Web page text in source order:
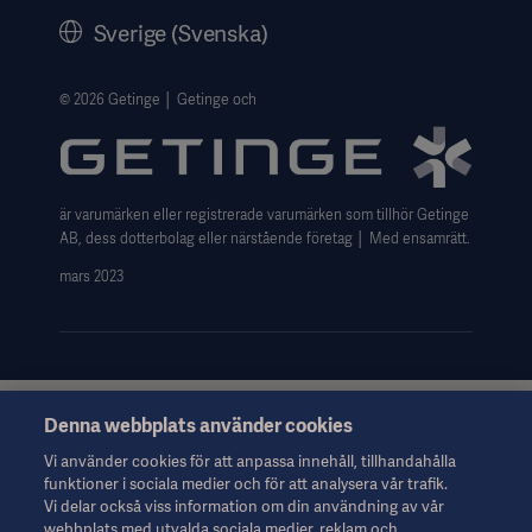
Website use disclaimer
Sverige (Svenska)
© 2026 Getinge │ Getinge och
är varumärken eller registrerade varumärken som tillhör Getinge
AB, dess dotterbolag eller närstående företag │ Med ensamrätt.
mars 2023
Denna information riktar sig uteslutande till hälso- och
sjukvårdspersonal eller andra professionella yrkesgrupper och
ges endast i informationssyfte. Informationen är inte
uttömmande och ska därför inte användas som ersättning för
bruksanvisningen, servicemanualen eller medicinsk rådgivning.
Denna webbplats använder cookies
Vi använder cookies för att anpassa innehåll, tillhandahålla
funktioner i sociala medier och för att analysera vår trafik.
Vi delar också viss information om din användning av vår